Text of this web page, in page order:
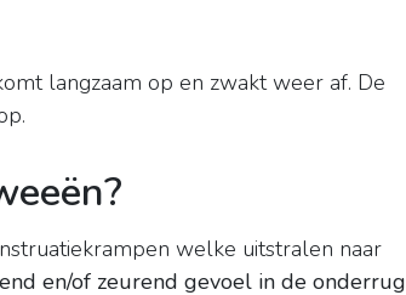
langzaam op en zwakt weer af. De
welke uitstralen naar
en/of zeurend gevoel in de onderrug